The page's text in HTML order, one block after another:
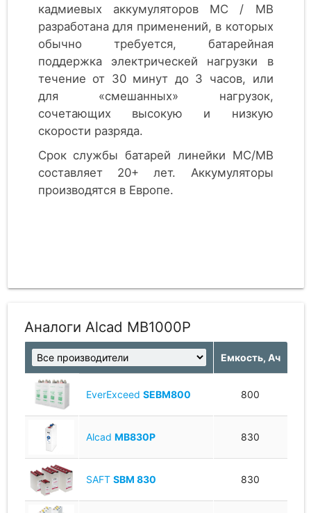
кадмиевых аккумуляторов MC / MB
разработана для применений, в которых
обычно требуется, батарейная
поддержка электрическей нагрузки в
течение от 30 минут до 3 часов, или
для «смешанных» нагрузок,
сочетающих высокую и низкую
скорости разряда.
Срок службы батарей линейки MC/MB
составляет 20+ лет. Аккумуляторы
производятся в Европе.
Аналоги Alcad MB1000P
Емкость, Ач
EverExceed SEBM800 800
Alcad MB830P 830
SAFT SBM 830 830